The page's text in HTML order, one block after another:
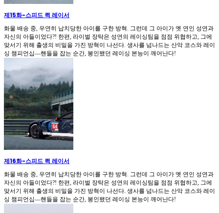
제15화-스피드 퀵 레이서
화물 배송 중, 우연히 납치당한 아이를 구한 방혁. 그런데 그 아이가 옛 연인 성연과
자신의 아들이었다?! 한편, 라이벌 장탁은 성연의 레이싱팀을 점점 위협하고, 그에
맞서기 위해 출생의 비밀을 가진 방혁이 나선다. 생사를 넘나드는 산악 코스와 레이
싱 챔피언십—핸들을 잡는 순간, 봉인됐던 레이싱 본능이 깨어난다!
제16화-스피드 퀵 레이서
화물 배송 중, 우연히 납치당한 아이를 구한 방혁. 그런데 그 아이가 옛 연인 성연과
자신의 아들이었다?! 한편, 라이벌 장탁은 성연의 레이싱팀을 점점 위협하고, 그에
맞서기 위해 출생의 비밀을 가진 방혁이 나선다. 생사를 넘나드는 산악 코스와 레이
싱 챔피언십—핸들을 잡는 순간, 봉인됐던 레이싱 본능이 깨어난다!